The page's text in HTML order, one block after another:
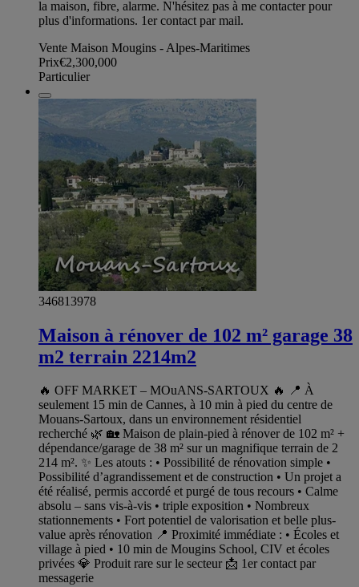
la maison, fibre, alarme. N'hésitez pas à me contacter pour
plus d'informations. 1er contact par mail.
Vente Maison Mougins - Alpes-Maritimes
Prix€2,300,000
Particulier
346813978
Maison à rénover de 102 m² garage 38
m2 terrain 2214m2
🔥 OFF MARKET – MOuANS-SARTOUX 🔥 📍 À
seulement 15 min de Cannes, à 10 min à pied du centre de
Mouans-Sartoux, dans un environnement résidentiel
recherché 🌿 🏡 Maison de plain-pied à rénover de 102 m² +
dépendance/garage de 38 m² sur un magnifique terrain de 2
214 m². ✨ Les atouts : • Possibilité de rénovation simple •
Possibilité d’agrandissement et de construction • Un projet a
été réalisé, permis accordé et purgé de tous recours • Calme
absolu – sans vis-à-vis • triple exposition • Nombreux
stationnements • Fort potentiel de valorisation et belle plus-
value après rénovation 📍 Proximité immédiate : • Écoles et
village à pied • 10 min de Mougins School, CIV et écoles
privées 💎 Produit rare sur le secteur 📩 1er contact par
messagerie